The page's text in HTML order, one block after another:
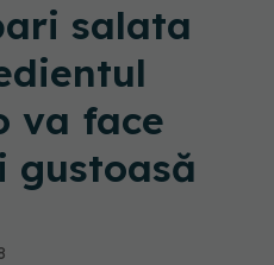
salata
va face
gustoasă